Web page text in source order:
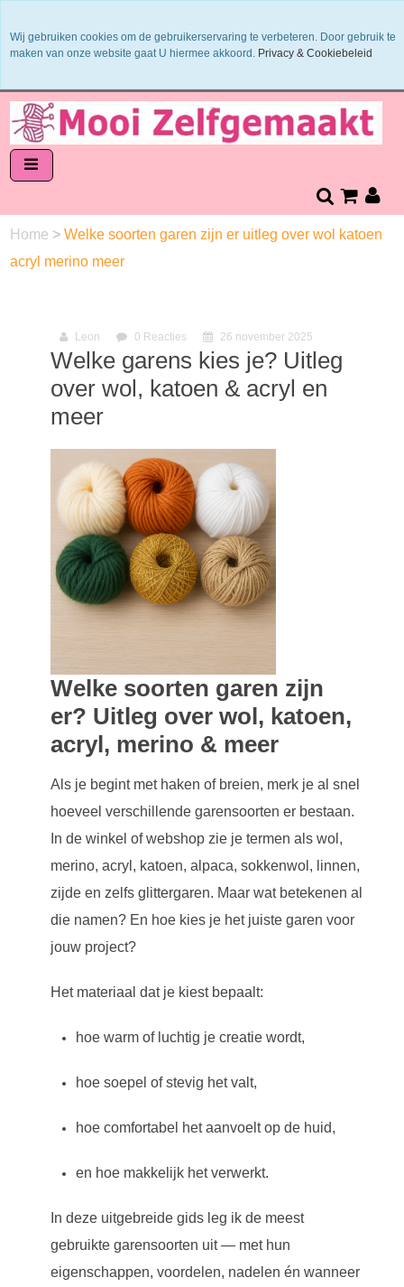
Garens worden uit 1 verfbad verzonden
Veilig online betalen of zelf overschrijven
Home > Welke soorten garen zijn er uitleg over wol katoen
acryl merino meer
Leon 0 Reacties 26 november 2025
Welke garens kies je? Uitleg
over wol, katoen & acryl en
meer
Welke soorten garen zijn
er? Uitleg over wol, katoen,
acryl, merino & meer
Als je begint met haken of breien, merk je al snel
hoeveel verschillende garensoorten er bestaan.
In de winkel of webshop zie je termen als wol,
merino, acryl, katoen, alpaca, sokkenwol, linnen,
zijde en zelfs glittergaren. Maar wat betekenen al
die namen? En hoe kies je het juiste garen voor
jouw project?
Het materiaal dat je kiest bepaalt:
hoe warm of luchtig je creatie wordt,
hoe soepel of stevig het valt,
hoe comfortabel het aanvoelt op de huid,
en hoe makkelijk het verwerkt.
In deze uitgebreide gids leg ik de meest
gebruikte garensoorten uit — met hun
eigenschappen, voordelen, nadelen én wanneer
Wij gebruiken cookies om de gebruikerservaring te verbeteren. Door gebruik te
maken van onze website gaat U hiermee akkoord. Privacy & Cookiebeleid